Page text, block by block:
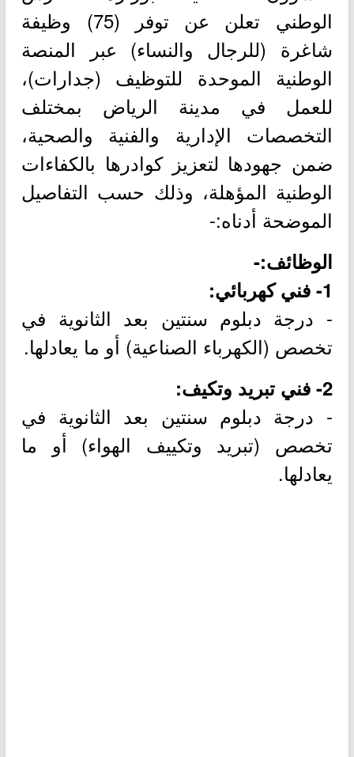
الوطني تعلن عن توفر (75) وظيفة
شاغرة (للرجال والنساء) عبر المنصة
الوطنية الموحدة للتوظيف (جدارات)،
للعمل في مدينة الرياض بمختلف
التخصصات الإدارية والفنية والصحية،
ضمن جهودها لتعزيز كوادرها بالكفاءات
الوطنية المؤهلة، وذلك حسب التفاصيل
الموضحة أدناه:-
الوظائف:-
1- فني كهربائي:
- درجة دبلوم سنتين بعد الثانوية في
تخصص (الكهرباء الصناعية) أو ما يعادلها.
2- فني تبريد وتكيف:
- درجة دبلوم سنتين بعد الثانوية في
تخصص (تبريد وتكييف الهواء) أو ما
يعادلها.